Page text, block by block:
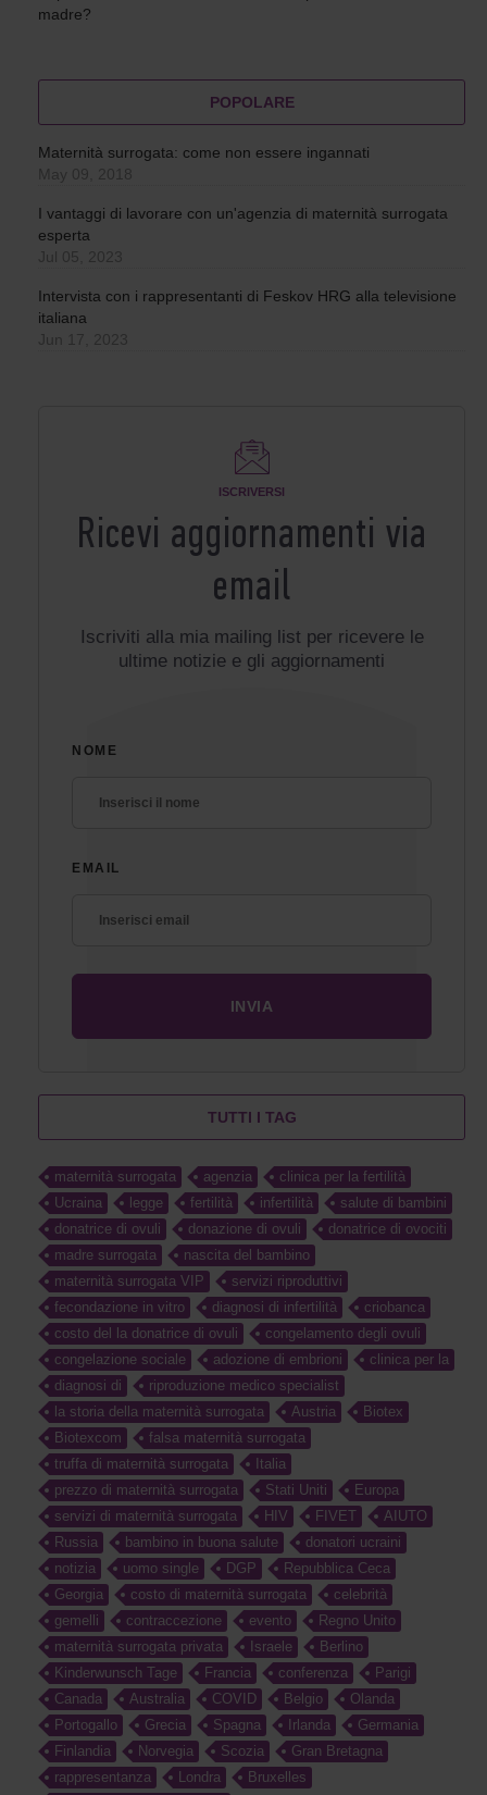
madre?
POPOLARE
Maternità surrogata: come non essere ingannati
May 09, 2018
I vantaggi di lavorare con un'agenzia di maternità surrogata
esperta
Jul 05, 2023
Intervista con i rappresentanti di Feskov HRG alla televisione
italiana
Jun 17, 2023
ISCRIVERSI
Ricevi aggiornamenti via
email
Iscriviti alla mia mailing list per ricevere le
ultime notizie e gli aggiornamenti
NOME
EMAIL
TUTTI I TAG
maternità surrogata agenzia
clinica per la fertilità
Ucraina
legge fertilità infertilità
salute di bambini
donatrice di ovuli
donazione di ovuli
donatrice di ovociti
madre surrogata
nascita del bambino
maternità surrogata VIP
servizi riproduttivi
fecondazione in vitro
diagnosi di infertilità
criobanca
costo del la donatrice di ovuli
congelamento degli ovuli
congelazione sociale
adozione di embrioni
clinica per la
diagnosi di
riproduzione medico specialist
la storia della maternità surrogata
Austria
Biotex
Biotexcom
falsa maternità surrogata
truffa di maternità surrogata
Italia
prezzo di maternità surrogata
Stati Uniti
Europa
servizi di maternità surrogata
HIV FIVET
AIUTO
Russia
bambino in buona salute
donatori ucraini
notizia
uomo single DGP
Repubblica Ceca
Georgia
costo di maternità surrogata
celebrità
gemelli
contraccezione evento
Regno Unito
maternità surrogata privata
Israele
Berlino
Kinderwunsch Tage
Francia conferenza
Parigi
Canada
Australia COVID Belgio
Olanda
Portogallo
Grecia Spagna Irlanda
Germania
Finlandia
Norvegia Scozia
Gran Bretagna
rappresentanza
Londra
Bruxelles